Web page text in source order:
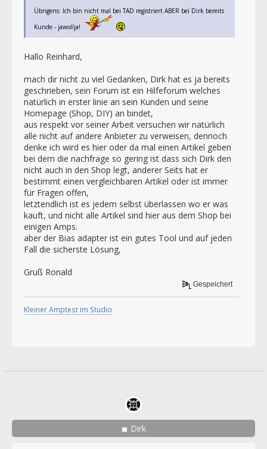
Übrigens: Ich bin nicht mal bei TAD registriert ABER bei Dirk bereits
Kunde - jawollja!
Hallo Reinhard,
mach dir nicht zu viel Gedanken, Dirk hat es ja bereits
geschrieben, sein Forum ist ein Hilfeforum welches
natürlich in erster linie an sein Kunden und seine
Homepage (Shop, DIY) an bindet,
aus respekt vor seiner Arbeit versuchen wir natürlich
alle nicht auf andere Anbieter zu verweisen, dennoch
denke ich wird es hier oder da mal einen Artikel geben
bei dem die nachfrage so gering ist dass sich Dirk den
nicht auch in den Shop legt, anderer Seits hat er
bestimmt einen vergleichbaren Artikel oder ist immer
für Fragen offen,
letztendlich ist es jedem selbst überlassen wo er was
kauft, und nicht alle Artikel sind hier aus dem Shop bei
einigen Amps.
aber der Bias adapter ist ein gutes Tool und auf jeden
Fall die sicherste Lösung,
Gruß Ronald
Gespeichert
Kleiner Amptest im Studio
Dirk